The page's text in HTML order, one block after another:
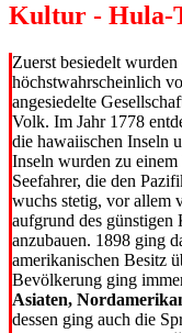
Kultur - Hula-
Zuerst besiedelt
höchstwahrscheinlich
angesiedelte
Volk. Im Jahr 1778
die hawaiischen Inseln
Inseln wurden zu
Seefahrer, die den
wuchs stetig, vor allem
aufgrund des günstigen
anzubauen. 1898 ging
amerikanischen Besitz
Bevölkerung ging
Asiaten,
dessen ging auch die